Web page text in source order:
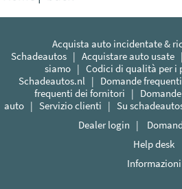
Acquista auto incidentate &
Schadeautos| Acquistare auto usate|
siamo | Codici di qualità per i
Schadeautos.nl | Domande
frequenti dei fornitori |
auto | Servizio clienti | Su
Dealer login |
Help desk
Informazioni